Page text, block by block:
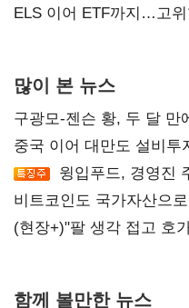
ELS 이어 ETF까지…고
많이 본 뉴스
구광모-젠슨 황, 두 달 만
중국 이어 대만도 설비투
윙입푸드, 경영진
비트코인도 국가자산으
숙제
(현장+)"팔 생각 접고 호
함께 볼만한 뉴스